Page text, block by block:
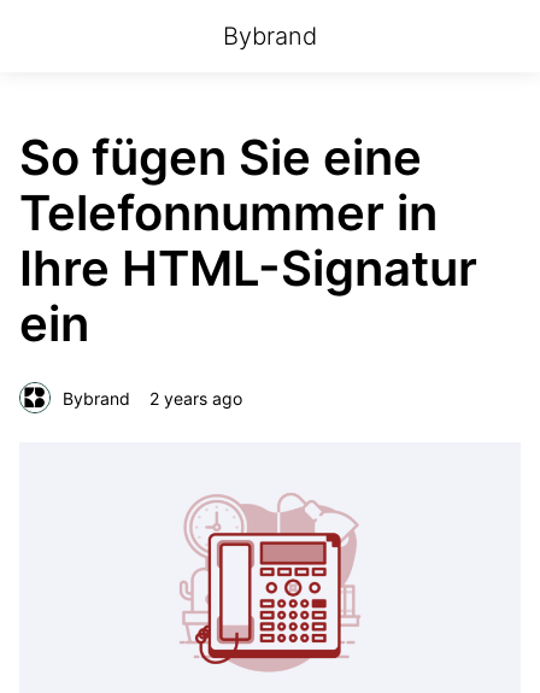
Bybrand
So fügen Sie eine
Telefonnummer in
Ihre HTML-Signatur
ein
Bybrand 2 years ago